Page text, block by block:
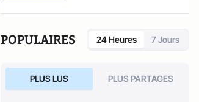
POPULAIRES 24 Heures 7 Jours
PLUS LUS PLUS PARTAGES